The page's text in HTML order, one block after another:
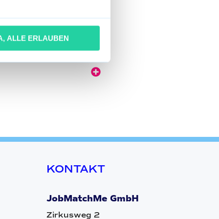
ALLE ERLAUBEN
KONTAKT
JobMatchMe GmbH
Zirkusweg 2